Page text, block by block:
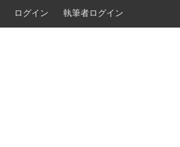
ログイン 執筆者ログイン